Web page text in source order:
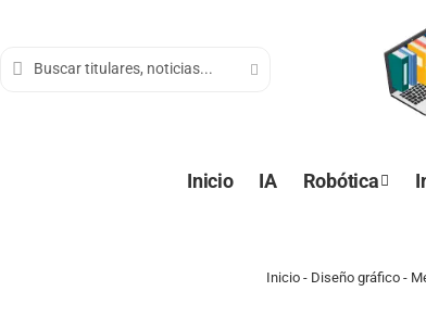
Inicio IA Robótica
Inicio - Diseño gráfico -